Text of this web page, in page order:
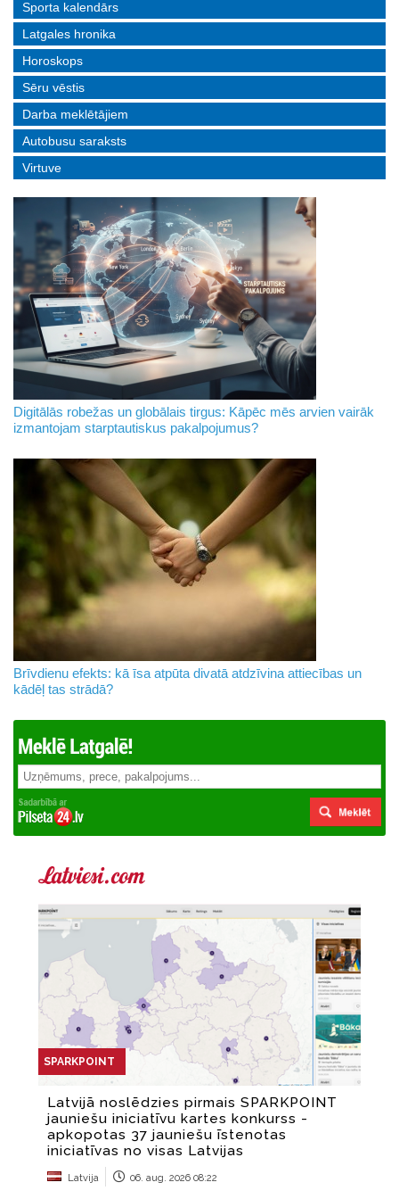
Sporta kalendārs
Latgales hronika
Horoskops
Sēru vēstis
Darba meklētājiem
Autobusu saraksts
Virtuve
Digitālās robežas un globālais tirgus: Kāpēc mēs arvien vairāk
izmantojam starptautiskus pakalpojumus?
Brīvdienu efekts: kā īsa atpūta divatā atdzīvina attiecības un
kādēļ tas strādā?